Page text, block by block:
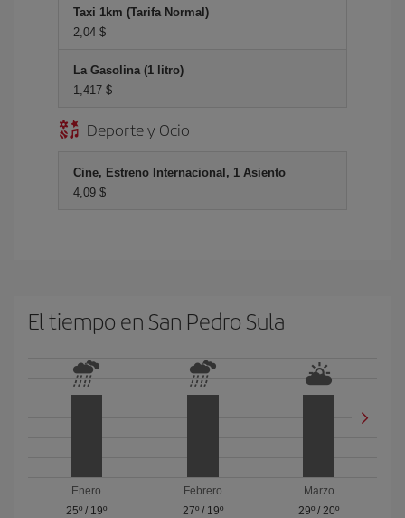
Taxi 1km (Tarifa Normal)
2,04 $
La Gasolina (1 litro)
1,417 $
Deporte y Ocio
Cine, Estreno Internacional, 1 Asiento
4,09 $
El tiempo en San Pedro Sula
Enero
25º/ 19º
Febrero
27º/ 19º
Marzo
29º /20º